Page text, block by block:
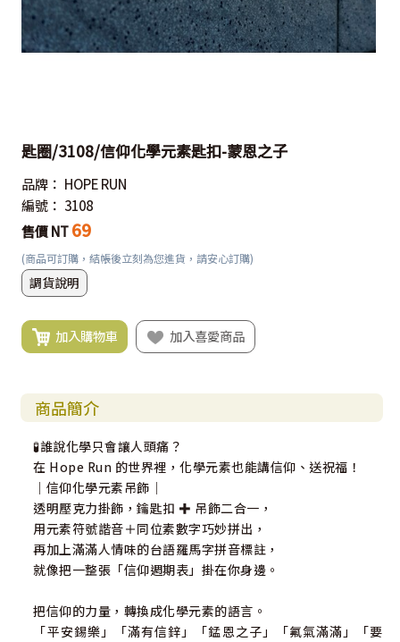
匙圈/3108/信仰化學元素匙扣-蒙恩之子
品牌： HOPE RUN
編號： 3108
售價 NT 69
(商品可訂購，結帳後立刻為您進貨，請安心訂購)
調貨說明
加入購物車 加入喜愛商品
商品簡介
🧪誰說化學只會讓人頭痛？
在 Hope Run 的世界裡，化學元素也能講信仰、送祝福！
｜信仰化學元素吊飾｜
透明壓克力掛飾，鑰匙扣 ✚ 吊飾二合一，
用元素符號諧音＋同位素數字巧妙拼出，
再加上滿滿人情味的台語羅馬字拼音標註，
就像把一整張「信仰週期表」掛在你身邊。
把信仰的力量，轉換成化學元素的語言。
「平安錫樂」「滿有信鋅」「錳恩之子」「氟氣滿滿」「要